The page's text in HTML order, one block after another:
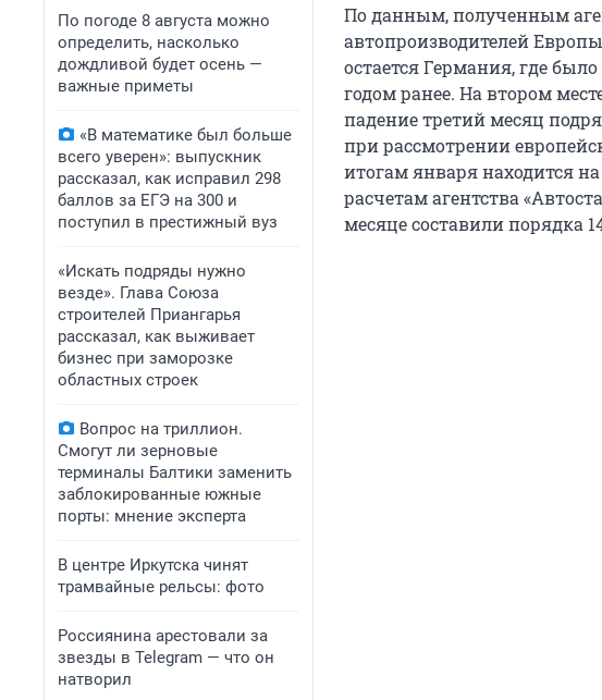
По погоде 8 августа можно
определить, насколько
дождливой будет осень —
важные приметы
«В математике был больше
всего уверен»: выпускник
рассказал, как исправил 298
баллов за ЕГЭ на 300 и
поступил в престижный вуз
«Искать подряды нужно
везде». Глава Союза
строителей Приангарья
рассказал, как выживает
бизнес при заморозке
областных строек
Вопрос на триллион.
Смогут ли зерновые
терминалы Балтики заменить
заблокированные южные
порты: мнение эксперта
В центре Иркутска чинят
трамвайные рельсы: фото
Россиянина арестовали за
звезды в Telegram — что он
натворил
По данным, полученным
автопроизводителей
остается Германия, где
годом ранее. На втором
падение третий месяц
при рассмотрении
итогам января находится
расчетам агентства
месяце составили порядка